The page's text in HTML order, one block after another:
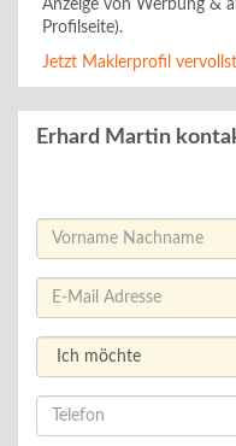
Anzeige von Werbung &
Profilseite).
Jetzt Maklerprofil
Erhard Martin